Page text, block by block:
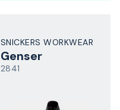
SNICKERS WORKWEAR
Genser
2841